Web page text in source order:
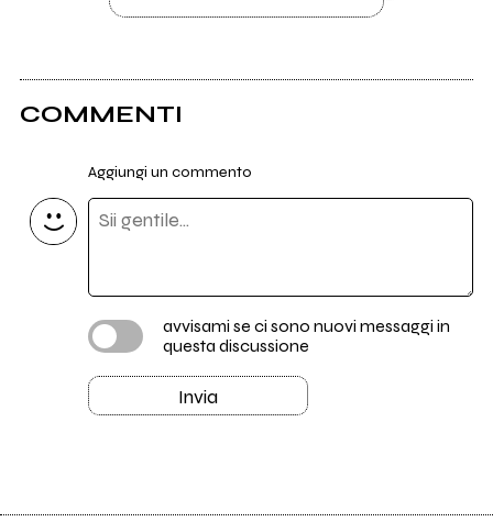
COMMENTI
Aggiungi un commento
avvisami se ci sono nuovi messaggi in
questa discussione
Invia